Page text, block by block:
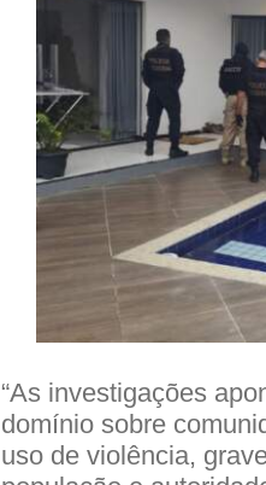
“As investigações
domínio sobre
uso de violência,